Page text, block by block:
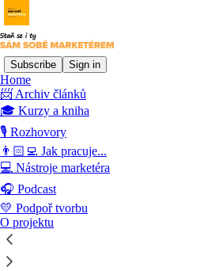
Subscribe Sign in
Home
📨 Archiv článků
🎓 Kurzy a kniha
🎙️ Rozhovory
👨🏻‍💻 Jak pracuje...
💻 Nástroje marketéra
🎧 Podcast
💛 Podpoř tvorbu
O projektu
Rozhovory s
oboru
SPECIÁL: Kdo je to copywriter?
Romanem Věžníkem
Speciální díl podcastu Sám sobě
copywritera. Těš se už teď i na další
rozhovory s lidmi okolo online marketingu.
Jun 13, 2024